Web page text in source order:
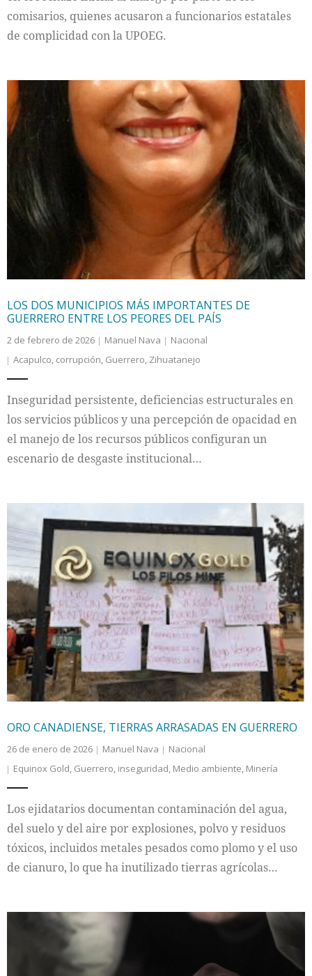
comisarios, quienes acusaron a funcionarios estatales
de complicidad con la UPOEG.
LOS DOS MUNICIPIOS MÁS IMPORTANTES DE
GUERRERO ENTRE LOS PEORES DEL PAÍS
2 de febrero de 2026 Manuel Nava
Nacional
Acapulco corrupción Guerrero Zihuatanejo
Inseguridad persistente, deficiencias estructurales en
los servicios públicos y una percepción de opacidad en
el manejo de los recursos públicos configuran un
escenario de desgaste institucional…
ORO CANADIENSE, TIERRAS ARRASADAS EN GUERRERO
26 de enero de 2026 Manuel Nava
Nacional
Equinox Gold, Guerrero, inseguridad, Medio ambiente, Minería
Los ejidatarios documentan contaminación del agua,
del suelo y del aire por explosiones, polvo y residuos
tóxicos, incluidos metales pesados como plomo y el uso
de cianuro, lo que ha inutilizado tierras agrícolas…